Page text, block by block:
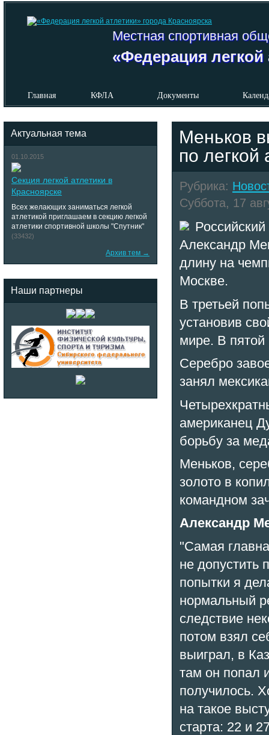
Местная спортивная
«Федерация легкой
Главная КФЛА Документы
Актуальная тема
01.10.2015
Секция легкой атлетики в
Красноярске
Всех желающих заниматься легкой
атлетикой приглашаем в секцию легкой
атлетики спортивной школы "Спутник"
(33432)
Архив тем →
Наши партнеры
Меньков
по легкой
Рубрика:
Суббота, 17
Александр
длину на
Москве.
В третьей
установив
мире. В
Серебро
занял
американец
борьбу за
Меньков,
золото в
командном
Александр
"Самая
не допустить
попытки я
нормальный
следствие
потом взял
выиграл, в
там он попал
получилось.
на такое
старта: 22 и